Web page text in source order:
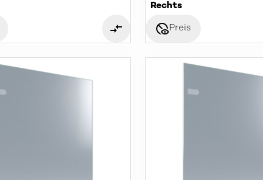
Rechts
disabled_visiblePreis